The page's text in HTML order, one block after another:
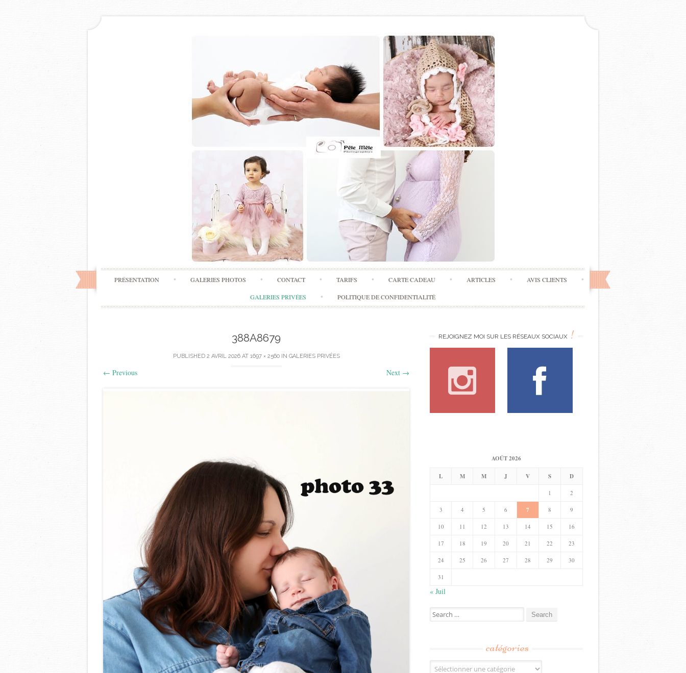
Skip
to
content
PRÉSENTATION GALERIES PHOTOS CONTACT TARIFS CARTE CADEAU ARTICLES AVIS CLIENTS
GALERIES PRIVÉES POLITIQUE DE CONFIDENTIALITÉ
388A8679
PUBLISHED 2 AVRIL 2026AT 1697 × 2560IN GALERIES PRIVÉES
← Previous Next →
REJOIGNEZ MOI SUR LES RÉSEAUX SOCIAUX !
AOÛT 2026
L M M J V S D
1 2
3 4 5 6 7 8 9
10 11 12 13 14 15 16
17 18 19 20 21 22 23
24 25 26 27 28 29 30
31
« Juil
Search
for:
catégories
Catégories